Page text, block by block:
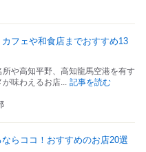
フェや和食店までおすすめ13
や高知平野、高知龍馬空港を有す
味わえるお店... 記事を読む
らココ！おすすめのお店20選